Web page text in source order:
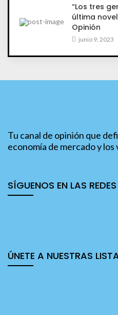
“Los tres
última
Opinión
junio 9, 2023
Tu canal de opinión que
economía de mercado y
SÍGUENOS EN LAS
ÚNETE A NUESTRAS